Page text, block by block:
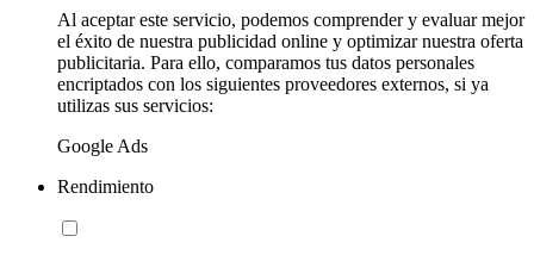
Al aceptar este servicio, podemos comprender y evaluar mejor
el éxito de nuestra publicidad online y optimizar nuestra oferta
publicitaria. Para ello, comparamos tus datos personales
encriptados con los siguientes proveedores externos, si ya
utilizas sus servicios:
Google Ads
Rendimiento